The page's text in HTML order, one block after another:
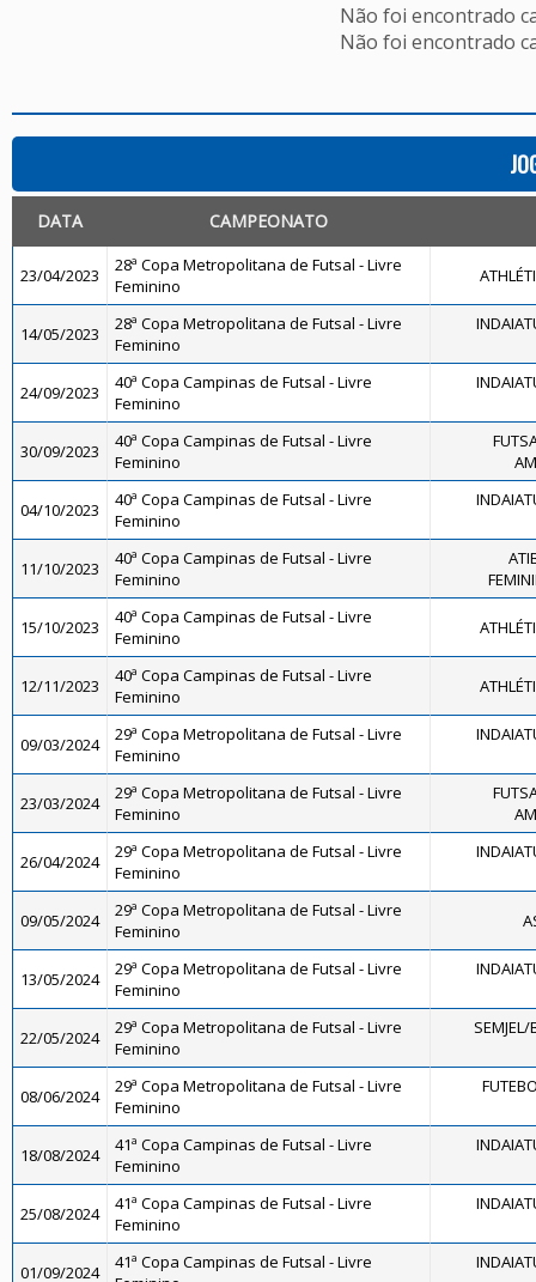
Não foi encontrado
Não foi encontrado
DATA CAMPEONATO
23/04/2023
28ª Copa Metropolitana de Futsal - Livre
Feminino
14/05/2023
28ª Copa Metropolitana de Futsal - Livre
Feminino
24/09/2023
40ª Copa Campinas de Futsal - Livre
Feminino
30/09/2023
40ª Copa Campinas de Futsal - Livre
Feminino
04/10/2023
40ª Copa Campinas de Futsal - Livre
Feminino
11/10/2023
40ª Copa Campinas de Futsal - Livre
Feminino
15/10/2023
40ª Copa Campinas de Futsal - Livre
Feminino
12/11/2023
40ª Copa Campinas de Futsal - Livre
Feminino
09/03/2024
29ª Copa Metropolitana de Futsal - Livre
Feminino
23/03/2024
29ª Copa Metropolitana de Futsal - Livre
Feminino
26/04/2024
29ª Copa Metropolitana de Futsal - Livre
Feminino
09/05/2024
29ª Copa Metropolitana de Futsal - Livre
Feminino
13/05/2024
29ª Copa Metropolitana de Futsal - Livre
Feminino
22/05/2024
29ª Copa Metropolitana de Futsal - Livre
Feminino
08/06/2024
29ª Copa Metropolitana de Futsal - Livre
Feminino
18/08/2024
41ª Copa Campinas de Futsal - Livre
Feminino
25/08/2024
41ª Copa Campinas de Futsal - Livre
Feminino
01/09/2024
41ª Copa Campinas de Futsal - Livre